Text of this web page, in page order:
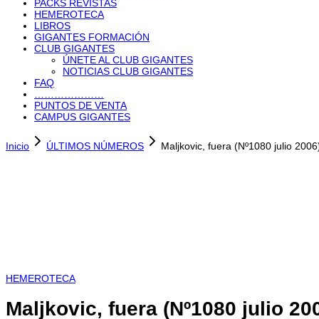
PACKS REVISTAS
HEMEROTECA
LIBROS
GIGANTES FORMACIÓN
CLUB GIGANTES
ÚNETE AL CLUB GIGANTES
NOTICIAS CLUB GIGANTES
FAQ
PUNTOS DE VENTA
CAMPUS GIGANTES
Inicio ÚLTIMOS NÚMEROS Maljkovic, fuera (Nº1080 julio
HEMEROTECA
Maljkovic, fuera (Nº1080 julio